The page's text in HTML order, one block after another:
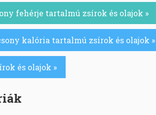
fehérje tartalmú zsírok és olajok »
kalória tartalmú zsírok és olajok »
és olajok »